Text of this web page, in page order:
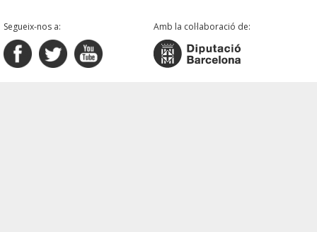
Segueix-nos a: Amb la col·laboració de: